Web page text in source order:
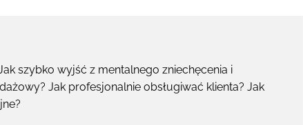
szybko wyjść z mentalnego zniechęcenia i
Jak profesjonalnie obsługiwać klienta? Jak